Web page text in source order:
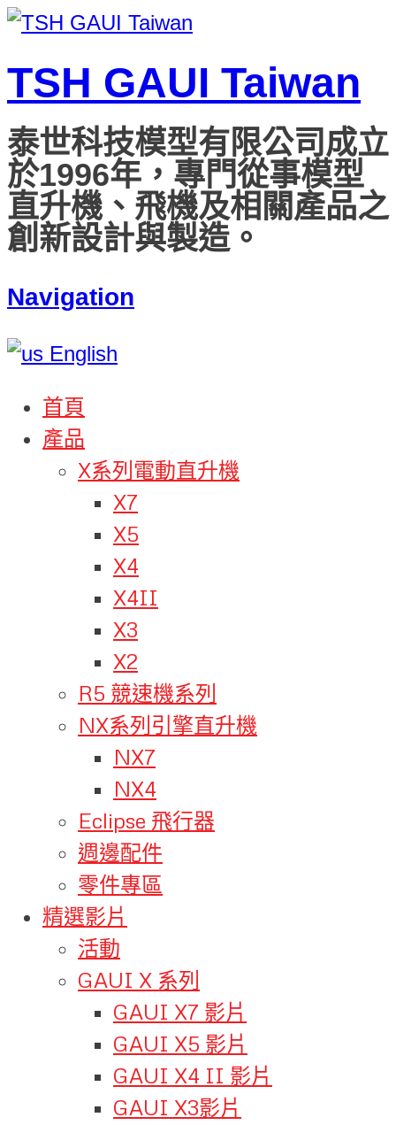
TSH GAUI Taiwan
泰世科技模型有限公司成立
於1996年，專門從事模型
直升機、飛機及相關產品之
創新設計與製造。
Navigation
English
首頁
產品
X系列電動直升機
X7
X5
X4
X4II
X3
X2
R5 競速機系列
NX系列引擎直升機
NX7
NX4
Eclipse 飛行器
週邊配件
零件專區
精選影片
活動
GAUI X 系列
GAUI X7 影片
GAUI X5 影片
GAUI X4 II 影片
GAUI X3影片